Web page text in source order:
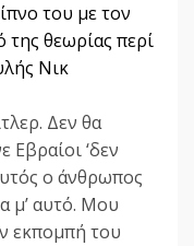
του με τον
θεωρίας περί
Νικ
Δεν θα
Εβραίοι ‘δεν
ο άνθρωπος
μ’ αυτό. Μου
εκπομπή του